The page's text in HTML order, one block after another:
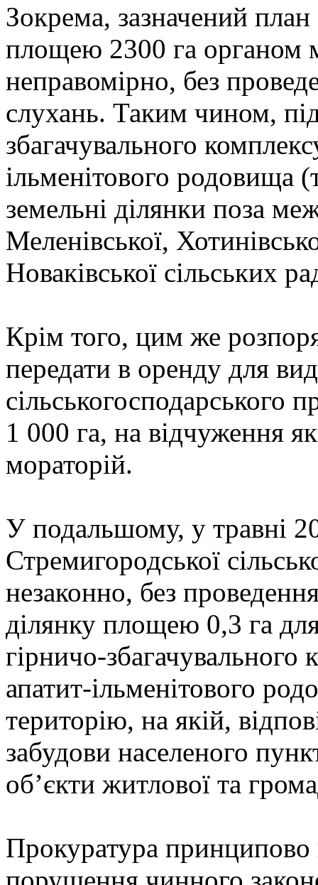
Зокрема, зазначений
площею 2300 га органом
неправомірно, без
слухань. Таким чином,
збагачувального
ільменітового родовища
земельні ділянки поза
Меленівської,
Новаківської сільських
Крім того, цим же
передати в оренду для
сільськогосподарського
1 000 га, на відчуження
мораторій.
У подальшому, у травні
Стремигородської
незаконно, без
ділянку площею 0,3 га
гірничо-
апатит-ільменітового
територію, на якій,
забудови населеного
об’єкти житлової та
Прокуратура принципово